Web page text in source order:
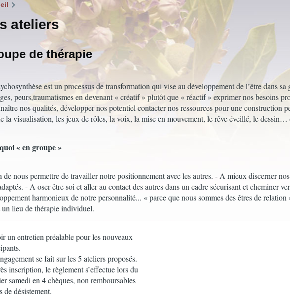
ateliers
de thérapie
est un processus de transformation qui vise au développement de l’être dans
peurs,traumatismes en devenant « créatif » plutôt que « réactif » exprimer nos besoins
nos qualités, développer nos potentiel contacter nos ressources pour une construction
la visualisation, les jeux de rôles, la voix, la mise en mouvement, le rêve éveillé, le dessin…
« en groupe »
nous permettre de travailler notre positionnement avec les autres. - A mieux discerner
- A oser être soi et aller au contact des autres dans un cadre sécurisant et cheminer
harmonieux de notre personnalité... « parce que nous sommes des êtres de
un lieu de thérapie individuel.
un entretien préalable pour les nouveaux
se fait sur les 5 ateliers proposés.
inscription, le règlement s’effectue lors du
samedi en 4 chèques, non remboursables
de désistement.